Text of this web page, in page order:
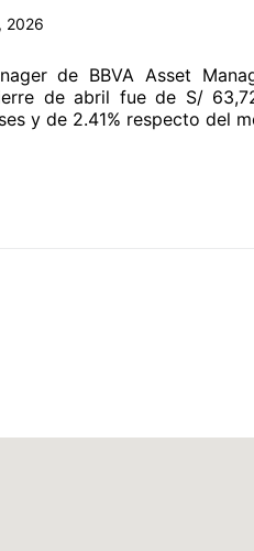
2026
de BBVA Asset
de abril fue de S/
y de 2.41% respecto del